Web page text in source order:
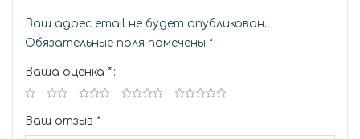
Ваш адрес email не будет опубликован.
Обязательные поля помечены *
Ваша оценка *
Ваш отзыв *